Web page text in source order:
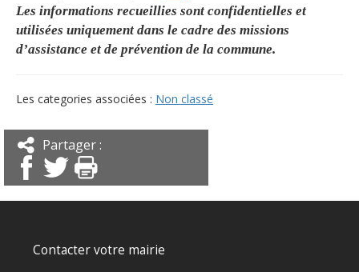
Les informations recueillies sont confidentielles et
utilisées uniquement dans le cadre des missions
d’assistance et de prévention de la commune.
Les categories associées : Non classé
Partager :
Contacter votre mairie